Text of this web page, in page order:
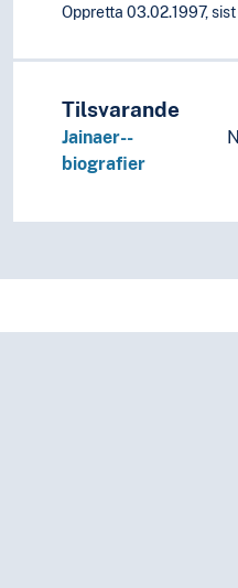
Oppretta 03.02.1997,
Tilsvarande
Jainaer--
biografier